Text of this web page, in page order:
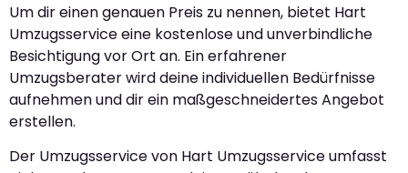
Um dir einen genauen Preis zu nennen, bietet Hart
Umzugsservice eine kostenlose und unverbindliche
Besichtigung vor Ort an. Ein erfahrener
Umzugsberater wird deine individuellen Bedürfnisse
aufnehmen und dir ein maßgeschneidertes Angebot
erstellen.
Der Umzugsservice von Hart Umzugsservice umfasst